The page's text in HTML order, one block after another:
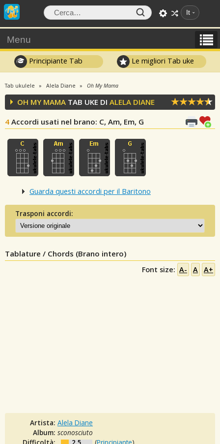
It
Menu
Principiante Tab Le migliori Tab uke
Tab ukulele Alela Diane Oh My Mama
OH MY MAMA TAB UKE DI ALELA DIANE
4 Accordi usati nel brano: C, Am, Em, G
Guarda questi accordi per il Baritono
Trasponi accordi:
Tablature / Chords (Brano intero)
Font size: A- A A+
Artista: Alela Diane
Album: sconosciuto